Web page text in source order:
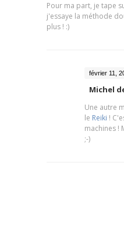
Pour ma part, je tape
j'essaye la méthode
plus ! :)
février 11,
Michel
Une autre
le Reiki !
machines !
;-)